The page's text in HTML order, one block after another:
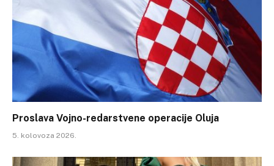
Proslava Vojno-redarstvene operacije Oluja
5. kolovoza 2026.